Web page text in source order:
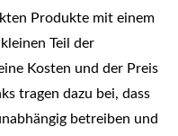
Produkte mit einem
Teil der
Kosten und der Preis
tragen dazu bei, dass
betreiben und